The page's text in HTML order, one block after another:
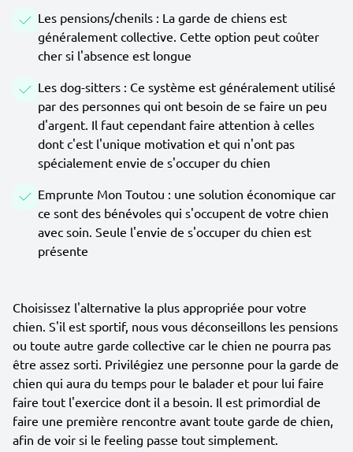
Les pensions/chenils : La garde de chiens est
généralement collective. Cette option peut coûter
cher si l'absence est longue
Les dog-sitters : Ce système est généralement utilisé
par des personnes qui ont besoin de se faire un peu
d'argent. Il faut cependant faire attention à celles
dont c'est l'unique motivation et qui n'ont pas
spécialement envie de s'occuper du chien
Emprunte Mon Toutou : une solution économique car
ce sont des bénévoles qui s'occupent de votre chien
avec soin. Seule l'envie de s'occuper du chien est
présente
Choisissez l'alternative la plus appropriée pour votre
chien. S'il est sportif, nous vous déconseillons les pensions
ou toute autre garde collective car le chien ne pourra pas
être assez sorti. Privilégiez une personne pour la garde de
chien qui aura du temps pour le balader et pour lui faire
faire tout l'exercice dont il a besoin. Il est primordial de
faire une première rencontre avant toute garde de chien,
afin de voir si le feeling passe tout simplement.